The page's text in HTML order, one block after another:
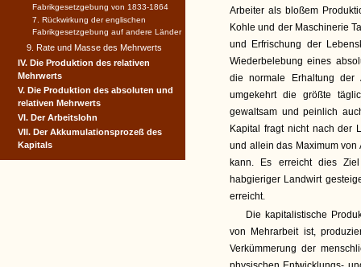
Arbeiter als bloßem
Kohle und der Maschinerie
und Erfrischung der
Wiederbelebung eines
die normale Erhaltung der
umgekehrt die größte
gewaltsam und peinlich
Kapital fragt nicht nach der
und allein das Maximum von
kann. Es erreicht dies
habgieriger Landwirt
erreicht.
Die kapitalistische
von Mehrarbeit ist,
Verkümmerung der
Fabrikgesetzgebung von 1833-1864
7. Rückwirkung der englischen
Fabrikgesetzgebung auf andere Länder
9. Rate und Masse des Mehrwerts
IV. Die Produktion des relativen
Mehrwerts
V. Die Produktion des absoluten und
relativen Mehrwerts
VI. Der Arbeitslohn
VII. Der Akkumulationsprozeß des
Kapitals